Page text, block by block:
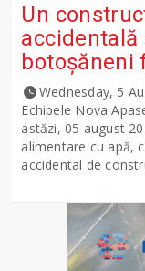
Un
accidentală
botoșăneni
Wednesday, 5
Echipele Nova
astăzi, 05 august
alimentare cu apă,
accidental de